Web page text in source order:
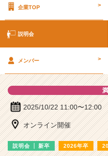
v
説
ベ
ャ
ー・
企業TOP >
説明会
メンバー >
2025/10/22 11:00〜12:00
オンライン開催
説明会 新卒 2026年卒